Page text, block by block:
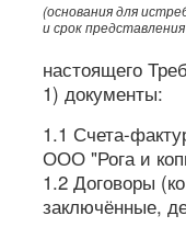
(основания для
и срок
настоящего
1) документы:
1.1 Счета-
ООО "Рога и
1.2 Договоры
заключённые,